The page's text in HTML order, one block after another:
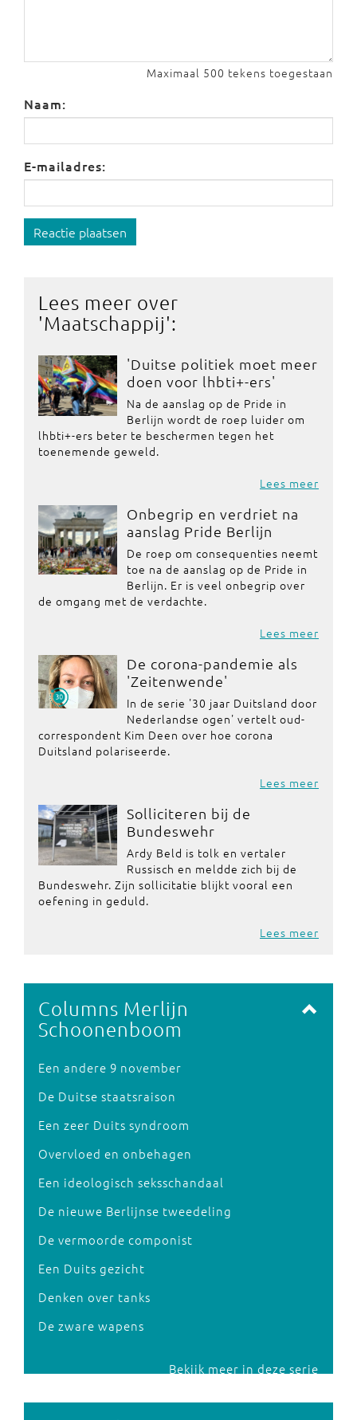
Maximaal 500 tekens toegestaan
Naam:
E-mailadres:
Reactie plaatsen
Lees meer over
'Maatschappij':
'Duitse politiek moet meer
doen voor lhbti+-ers'
Na de aanslag op de Pride in
Berlijn wordt de roep luider om
lhbti+-ers beter te beschermen tegen het
toenemende geweld.
Lees meer
Onbegrip en verdriet na
aanslag Pride Berlijn
De roep om consequenties neemt
toe na de aanslag op de Pride in
Berlijn. Er is veel onbegrip over
de omgang met de verdachte.
Lees meer
De corona-pandemie als
'Zeitenwende'
In de serie '30 jaar Duitsland door
Nederlandse ogen' vertelt oud-
correspondent Kim Deen over hoe corona
Duitsland polariseerde.
Lees meer
Solliciteren bij de
Bundeswehr
Ardy Beld is tolk en vertaler
Russisch en meldde zich bij de
Bundeswehr. Zijn sollicitatie blijkt vooral een
oefening in geduld.
Lees meer
Columns Merlijn
Schoonenboom
Een andere 9 november
De Duitse staatsraison
Een zeer Duits syndroom
Overvloed en onbehagen
Een ideologisch seksschandaal
De nieuwe Berlijnse tweedeling
De vermoorde componist
Een Duits gezicht
Denken over tanks
De zware wapens
Bekijk meer in deze serie